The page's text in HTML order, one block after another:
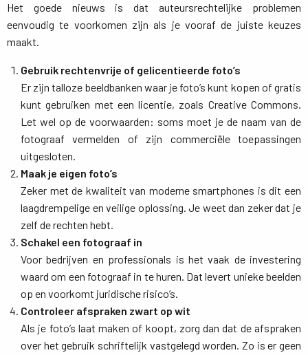
Het goede nieuws is dat auteursrechtelijke problemen
eenvoudig te voorkomen zijn als je vooraf de juiste keuzes
maakt.
Gebruik rechtenvrije of gelicentieerde foto’s
Er zijn talloze beeldbanken waar je foto’s kunt kopen of gratis
kunt gebruiken met een licentie, zoals Creative Commons.
Let wel op de voorwaarden: soms moet je de naam van de
fotograaf vermelden of zijn commerciële toepassingen
uitgesloten.
Maak je eigen foto’s
Zeker met de kwaliteit van moderne smartphones is dit een
laagdrempelige en veilige oplossing. Je weet dan zeker dat je
zelf de rechten hebt.
Schakel een fotograaf in
Voor bedrijven en professionals is het vaak de investering
waard om een fotograaf in te huren. Dat levert unieke beelden
op en voorkomt juridische risico’s.
Controleer afspraken zwart op wit
Als je foto’s laat maken of koopt, zorg dan dat de afspraken
over het gebruik schriftelijk vastgelegd worden. Zo is er geen